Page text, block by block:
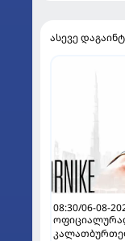
ასევე
08:30/06-08-